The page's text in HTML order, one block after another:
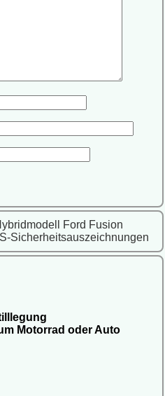
Ford Fusion
Sicherheitsauszeichnungen
Motorrad oder Auto